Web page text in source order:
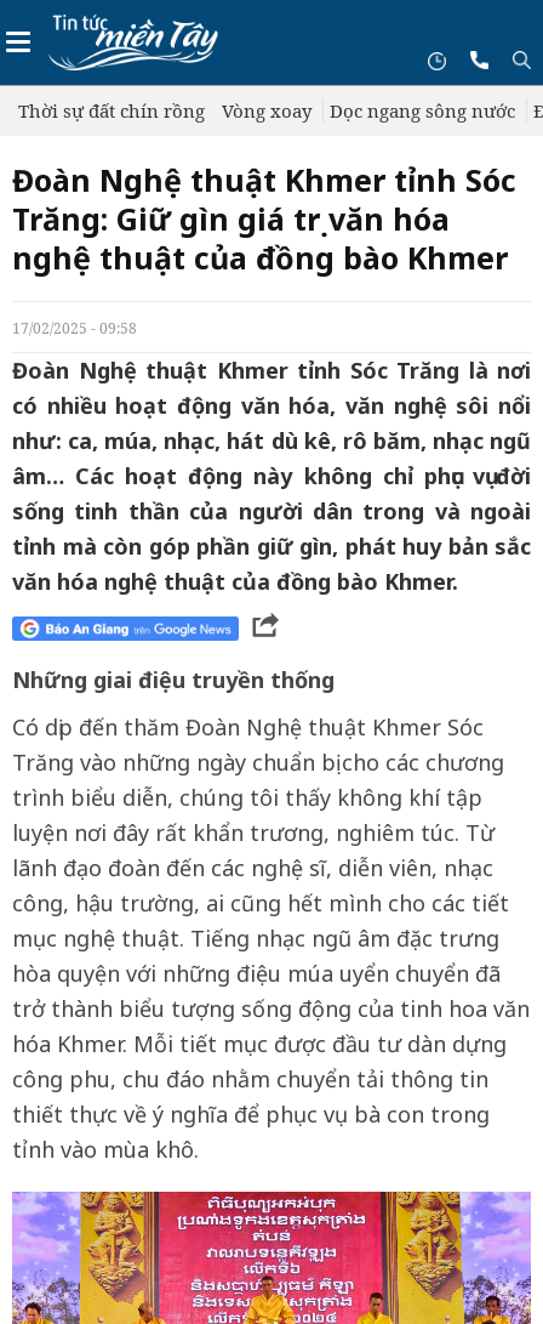
Thời sự đất chín rồng Vòng xoay Dọc ngang sông nước
Đoàn Nghệ thuật Khmer tỉnh Sóc
Trăng: Giữ gìn giá trị văn hóa
nghệ thuật của đồng bào Khmer
17/02/2025 - 09:58
Đoàn Nghệ thuật Khmer tỉnh Sóc Trăng là nơi
có nhiều hoạt động văn hóa, văn nghệ sôi nổi
như: ca, múa, nhạc, hát dù kê, rô băm, nhạc ngũ
âm… Các hoạt động này không chỉ phục vụ đời
sống tinh thần của người dân trong và ngoài
tỉnh mà còn góp phần giữ gìn, phát huy bản sắc
văn hóa nghệ thuật của đồng bào Khmer.
Những giai điệu truyền thống
Có dịp đến thăm Đoàn Nghệ thuật Khmer Sóc
Trăng vào những ngày chuẩn bị cho các chương
trình biểu diễn, chúng tôi thấy không khí tập
luyện nơi đây rất khẩn trương, nghiêm túc. Từ
lãnh đạo đoàn đến các nghệ sĩ, diễn viên, nhạc
công, hậu trường, ai cũng hết mình cho các tiết
mục nghệ thuật. Tiếng nhạc ngũ âm đặc trưng
hòa quyện với những điệu múa uyển chuyển đã
trở thành biểu tượng sống động của tinh hoa văn
hóa Khmer. Mỗi tiết mục được đầu tư dàn dựng
công phu, chu đáo nhằm chuyển tải thông tin
thiết thực về ý nghĩa để phục vụ bà con trong
tỉnh vào mùa khô.